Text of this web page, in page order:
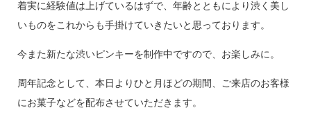
着実に経験値は上げているはずで、年齢とともにより渋く美し
いものをこれからも手掛けていきたいと思っております。
今また新たな渋いピンキーを制作中ですので、お楽しみに。
周年記念として、本日よりひと月ほどの期間、ご来店のお客様
にお菓子などを配布させていただきます。